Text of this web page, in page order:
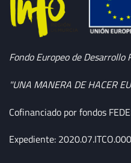
Fondo Europeo de Desarrollo
"UNA MANERA DE HACER
Cofinanciado por fondos
Expediente: